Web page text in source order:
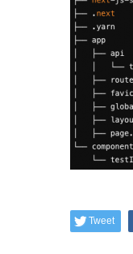
Tweet